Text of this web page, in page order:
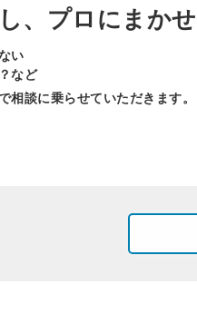
、 プロ にまか
い
など
相談に乗らせていただきます。